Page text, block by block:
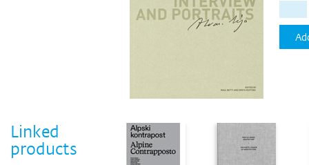
Linked
products